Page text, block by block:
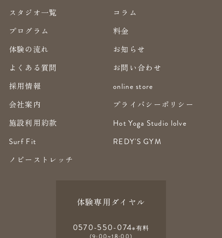
スタジオ一覧
コラム
プログラム
料金
体験の流れ
お知らせ
よくある質問
お問い合わせ
採用情報
online store
会社案内
プライバシーポリシー
施設利用約款
Hot Yoga Studio lolve
Surf Fit
REDY'S GYM
ノビーストレッチ
体験専用ダイヤル
0570-550-074※有料